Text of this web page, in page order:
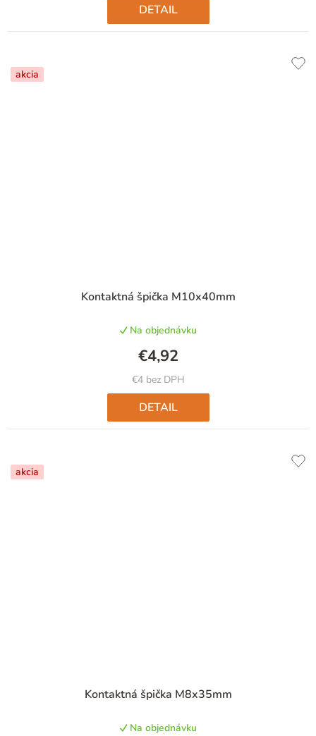
DETAIL
akcia
Kontaktná špička M10x40mm
hodnotenie
je
5,0
z
5
hviezdičiek.
Na objednávku
€4 bez DPH
€4,92
DETAIL
akcia
Kontaktná špička M8x35mm
Na objednávku